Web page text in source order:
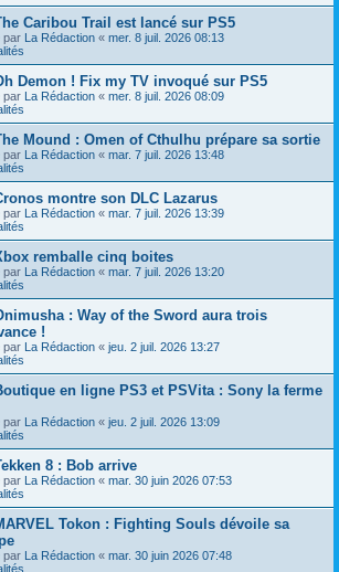
Caribou Trail est lancé sur PS5
par La Rédaction « mer. 8 juil. 2026 08:13
Demon ! Fix my TV invoqué sur PS5
par La Rédaction « mer. 8 juil. 2026 08:09
Mound : Omen of Cthulhu prépare sa sortie
par La Rédaction « mar. 7 juil. 2026 13:48
montre son DLC Lazarus
par La Rédaction « mar. 7 juil. 2026 13:39
remballe cinq boites
par La Rédaction « mar. 7 juil. 2026 13:20
: Way of the Sword aura trois
!
par La Rédaction « jeu. 2 juil. 2026 13:27
en ligne PS3 et PSVita : Sony la ferme
par La Rédaction « jeu. 2 juil. 2026 13:09
8 : Bob arrive
par La Rédaction « mar. 30 juin 2026 07:53
Tokon : Fighting Souls dévoile sa
par La Rédaction « mar. 30 juin 2026 07:48